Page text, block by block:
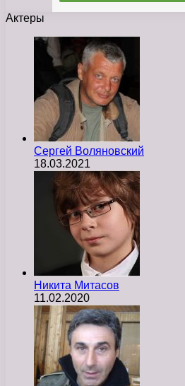
Актеры
Сергей Воляновский
18.03.2021
Никита Митасов
11.02.2020